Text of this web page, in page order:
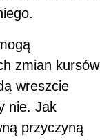
zmian kursów
wreszcie
nie. Jak
przyczyną